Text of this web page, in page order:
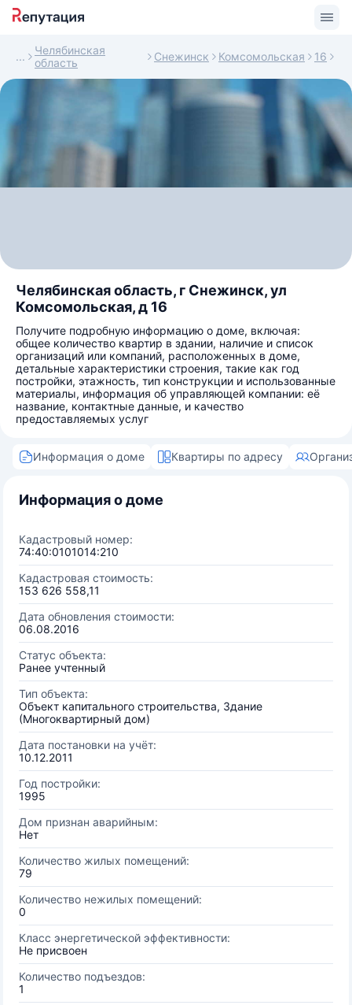
Челябинская
область
Снежинск Комсомольская 16
Челябинская область, г Снежинск, ул
Комсомольская, д 16
Получите подробную информацию о доме, включая:
общее количество квартир в здании, наличие и список
организаций или компаний, расположенных в доме,
детальные характеристики строения, такие как год
постройки, этажность, тип конструкции и использованные
материалы, информация об управляющей компании: её
название, контактные данные, и качество
предоставляемых услуг
Информация о доме Квартиры по адресу
Информация о доме
Кадастровый номер:
74:40:0101014:210
Кадастровая стоимость:
153 626 558,11
Дата обновления стоимости:
06.08.2016
Статус объекта:
Ранее учтенный
Тип объекта:
Объект капитального строительства, Здание
(Многоквартирный дом)
Дата постановки на учёт:
10.12.2011
Год постройки:
1995
Дом признан аварийным:
Нет
Количество жилых помещений:
79
Количество нежилых помещений:
0
Класс энергетической эффективности:
Не присвоен
Количество подъездов:
1